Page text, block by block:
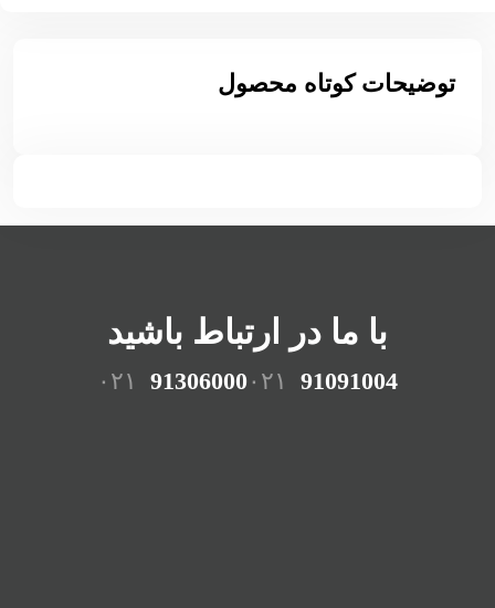
توضیحات کوتاه محصول
با ما در ارتباط باشید
۰۲۱ 91091004 ۰۲۱ 91306000